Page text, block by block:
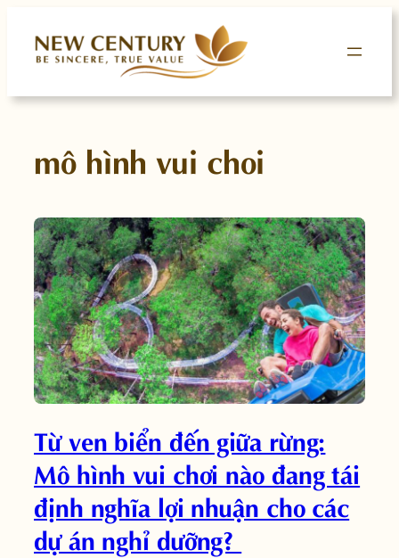
content
mô hình vui choi
Từ ven biển đến giữa rừng:
Mô hình vui chơi nào đang tái
định nghĩa lợi nhuận cho các
dự án nghỉ dưỡng?